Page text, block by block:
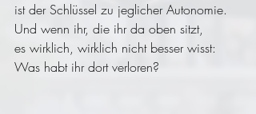
ist der Schlüssel zu jeglicher Autonomie.
Und wenn ihr, die ihr da oben sitzt,
es wirklich, wirklich nicht besser wisst:
Was habt ihr dort verloren?